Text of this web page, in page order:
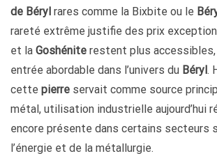
de Béryl rares comme la Bixbite ou le
rareté extrême justifie des prix
et la Goshénite restent plus
entrée abordable dans l’univers du Béryl .
cette pierre servait comme source
métal, utilisation industrielle aujourd’hui
encore présente dans certains secteurs
l’énergie et de la métallurgie.